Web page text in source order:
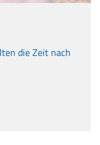
die Zeit nach